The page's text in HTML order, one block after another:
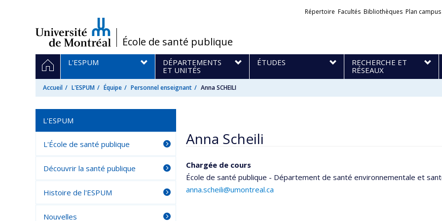
/École de santé publique
Liens
Répertoire Facultés Bibliothèques Plan campus
Navigation
principale
ACCUEIL
L'ESPUM
DÉPARTEMENTS
ET UNITÉS
ÉTUDES
RECHERCHE ET
RÉSEAUX
Accueil L'ESPUM Équipe Personnel enseignant Anna SCHEILI
Anna Scheili
Chargée de cours
École de santé publique - Département de santé environnementale et
anna.scheili@umontreal.ca
L'ESPUM
L'École de santé publique
Découvrir la santé publique
Histoire de l'ESPUM
Nouvelles